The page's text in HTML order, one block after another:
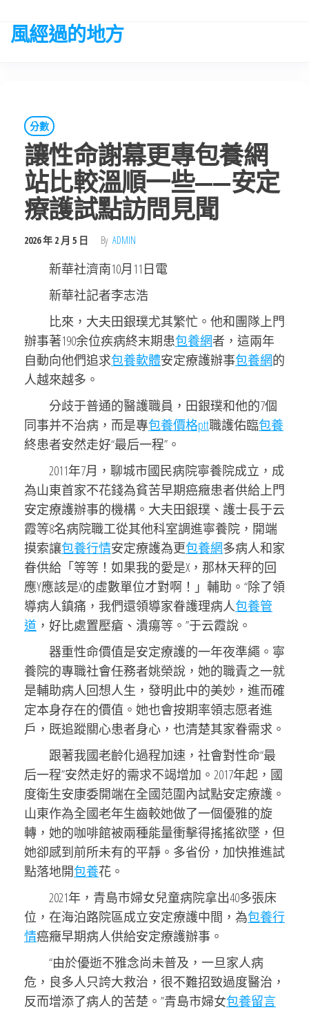
the
風經過的地方
分數
讓性命謝幕更專包養網
站比較溫順一些——安定
療護試點訪問見聞
2026 年 2 月 5 日 By ADMIN
新華社濟南10月11日電
新華社記者李志浩
比來，大夫田銀璞尤其繁忙。他和團隊上門
辦事著190余位疾病終末期患包養網者，這兩年
自動向他們追求包養軟體安定療護辦事包養網的
人越來越多。
分歧于普通的醫護職員，田銀璞和他的7個
同事并不治病，而是專包養價格ptt職護佑臨包養
終患者安然走好“最后一程”。
2011年7月，聊城市國民病院寧養院成立，成
為山東首家不花錢為貧苦早期癌癥患者供給上門
安定療護辦事的機構。大夫田銀璞、護士長于云
霞等8名病院職工從其他科室調進寧養院，開端
摸索讓包養行情安定療護為更包養網多病人和家
眷供給「等等！如果我的愛是X，那林天秤的回
應Y應該是X的虛數單位才對啊！」輔助。“除了領
導病人鎮痛，我們還領導家眷護理病人包養管
道 ，好比處置壓瘡、潰瘍等。”于云霞說。
器重性命價值是安定療護的一年夜準繩。寧
養院的專職社會任務者姚榮說，她的職責之一就
是輔助病人回想人生，發明此中的美妙，進而確
定本身存在的價值。她也會按期率領志愿者進
戶，既追蹤關心患者身心，也清楚其家眷需求。
跟著我國老齡化過程加速，社會對性命“最
后一程”安然走好的需求不竭增加。2017年起，國
度衛生安康委開端在全國范圍內試點安定療護。
山東作為全國老年生齒較她做了一個優雅的旋
轉，她的咖啡館被兩種能量衝擊得搖搖欲墜，但
她卻感到前所未有的平靜。多省份，加快推進試
點落地開包養花。
2021年，青島市婦女兒童病院拿出40多張床
位，在海泊路院區成立安定療護中間，為包養行
情癌癥早期病人供給安定療護辦事。
“由於優逝不雅念尚未普及，一旦家人病
危，良多人只誇大救治，很不難招致過度醫治，
反而增添了病人的苦楚。”青島市婦女包養留言